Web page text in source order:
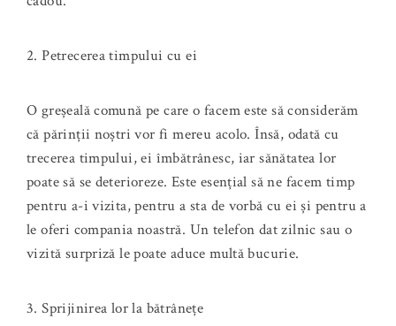
2. Petrecerea timpului cu ei
O greșeală comună pe care o facem este să considerăm
că părinții noștri vor fi mereu acolo. Însă, odată cu
trecerea timpului, ei îmbătrânesc, iar sănătatea lor
poate să se deterioreze. Este esențial să ne facem timp
pentru a-i vizita, pentru a sta de vorbă cu ei și pentru a
le oferi compania noastră. Un telefon dat zilnic sau o
vizită surpriză le poate aduce multă bucurie.
3. Sprijinirea lor la bătrânețe